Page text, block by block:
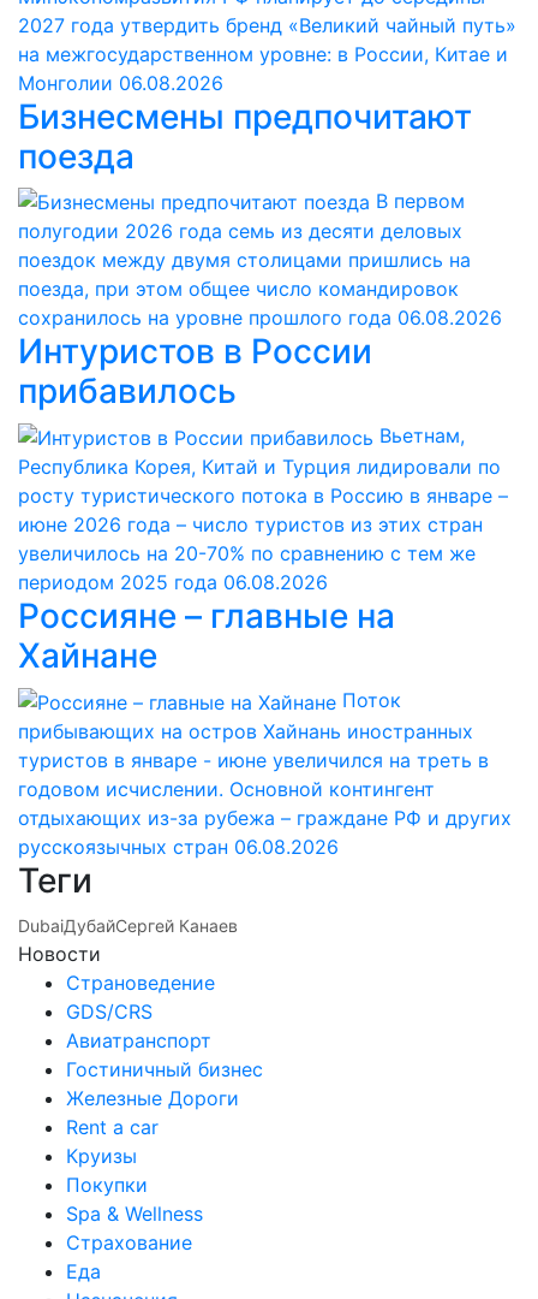
2027 года утвердить бренд «Великий чайный путь»
на межгосударственном уровне: в России, Китае и
Монголии 06.08.2026
Бизнесмены предпочитают
поезда
В первом
полугодии 2026 года семь из десяти деловых
поездок между двумя столицами пришлись на
поезда, при этом общее число командировок
сохранилось на уровне прошлого года 06.08.2026
Интуристов в России
прибавилось
Вьетнам,
Республика Корея, Китай и Турция лидировали по
росту туристического потока в Россию в январе –
июне 2026 года – число туристов из этих стран
увеличилось на 20-70% по сравнению с тем же
периодом 2025 года 06.08.2026
Россияне – главные на
Хайнане
Поток
прибывающих на остров Хайнань иностранных
туристов в январе - июне увеличился на треть в
годовом исчислении. Основной контингент
отдыхающих из-за рубежа – граждане РФ и других
русскоязычных стран 06.08.2026
Теги
DubaiДубайСергей Канаев
Новости
Страноведение
GDS/CRS
Авиатранспорт
Гостиничный бизнес
Железные Дороги
Rent a car
Круизы
Покупки
Spa & Wellness
Страхование
Еда